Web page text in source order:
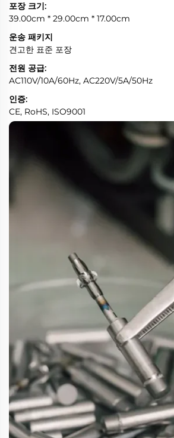
포장 크기:
39.00cm * 29.00cm * 17.00cm
운송 패키지
견고한 표준 포장
전원 공급:
AC110V/10A/60Hz, AC220V/5A/50Hz
인증:
CE, RoHS, ISO9001